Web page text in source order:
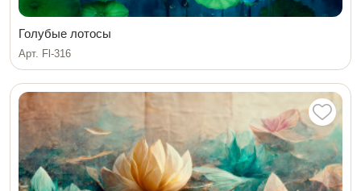
Голубые лотосы
Арт. Fl-316